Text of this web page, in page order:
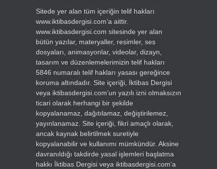
Sitede yer alan tüm içeriğin telif hakları
www.iktibasdergisi.com’a aittir.
www.iktibasdergisi.com sitesinde yer alan
bütün yazılar, materyaller, resimler, ses
dosyaları, animasyonlar, videolar, dizayn,
tasarım ve düzenlemelerimizin telif hakları
5846 numaralı telif hakları yasası gereğince
koruma altındadır. Site içeriği, İktibas Dergisi
veya iktibasdergisi.com’un yazılı izni olmaksızın
ticari olarak herhangi bir şekilde
kopyalanamaz, dağıtılamaz, değiştirilemez,
yayınlanamaz. Site içeriği, fikri amaçlı olarak,
ancak kaynak belirtilmek suretiyle
kopyalanabilir ve kullanımı mümkündür. Aksine
davranıldığı takdirde yasal işlemleri başlatma
hakkı İktibas Dergisi veya iktibasdergisi.com’a